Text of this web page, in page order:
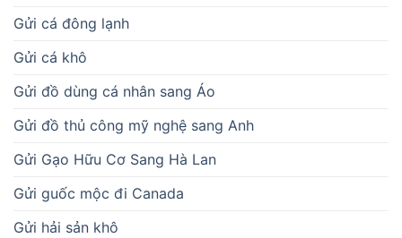
Gửi cá đông lạnh
Gửi cá khô
Gửi đồ dùng cá nhân sang Áo
Gửi đồ thủ công mỹ nghệ sang Anh
Gửi Gạo Hữu Cơ Sang Hà Lan
Gửi guốc mộc đi Canada
Gửi hải sản khô